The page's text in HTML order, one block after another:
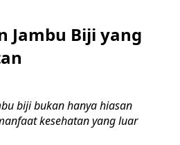
Jambu Biji yang
biji bukan hanya hiasan
kesehatan yang luar